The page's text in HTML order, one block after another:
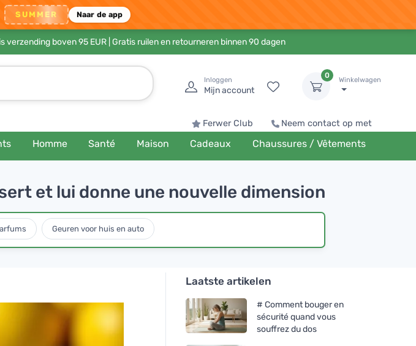
SUMMER Naar de app
verzending boven 95 EUR| Gratis ruilen en retourneren binnen 90 dagen
Inloggen
Mijn account
0
Winkelwagen
Ferwer Club Neem contact op met
Homme Santé Maison Cadeaux Chaussures / Vêtements
et lui donne une nouvelle dimension
Geuren voor huis en auto
Laatste artikelen
# Comment bouger en
sécurité quand vous
souffrez du dos